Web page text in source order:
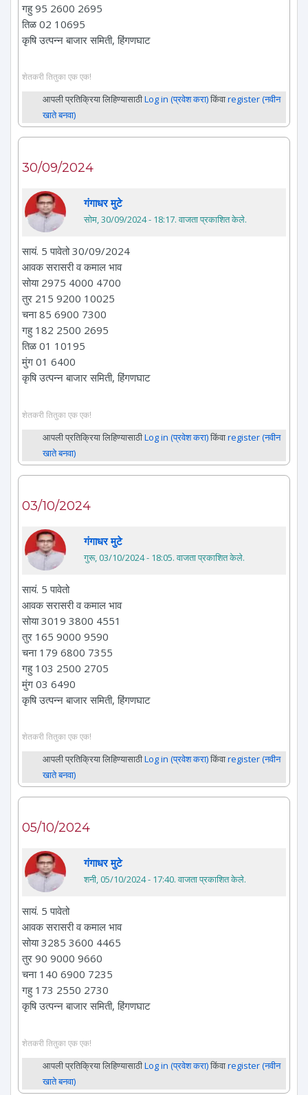
गहु 95 2600 2695
तिळ 02 10695
कृषि उत्पन्न बाजार समिती, हिंगणघाट
शेतकरी तितुका एक एक!
आपली प्रतिक्रिया लिहिण्यासाठीLog in (प्रवेश करा)किंवाregister (नवीन
खाते बनवा)
30/09/2024
गंगाधर मुटे
सोम, 30/09/2024 - 18:17. वाजता प्रकाशित केले.
सायं. 5 पावेतो 30/09/2024
आवक सरासरी व कमाल भाव
सोया 2975 4000 4700
तुर 215 9200 10025
चना 85 6900 7300
गहु 182 2500 2695
तिळ 01 10195
मुंग 01 6400
कृषि उत्पन्न बाजार समिती, हिंगणघाट
शेतकरी तितुका एक एक!
आपली प्रतिक्रिया लिहिण्यासाठीLog in (प्रवेश करा)किंवाregister (नवीन
खाते बनवा)
03/10/2024
गंगाधर मुटे
गुरू, 03/10/2024 - 18:05. वाजता प्रकाशित केले.
सायं. 5 पावेतो
आवक सरासरी व कमाल भाव
सोया 3019 3800 4551
तुर 165 9000 9590
चना 179 6800 7355
गहु 103 2500 2705
मुंग 03 6490
कृषि उत्पन्न बाजार समिती, हिंगणघाट
शेतकरी तितुका एक एक!
आपली प्रतिक्रिया लिहिण्यासाठीLog in (प्रवेश करा)किंवाregister (नवीन
खाते बनवा)
05/10/2024
गंगाधर मुटे
शनी, 05/10/2024 - 17:40. वाजता प्रकाशित केले.
सायं. 5 पावेतो
आवक सरासरी व कमाल भाव
सोया 3285 3600 4465
तुर 90 9000 9660
चना 140 6900 7235
गहु 173 2550 2730
कृषि उत्पन्न बाजार समिती, हिंगणघाट
शेतकरी तितुका एक एक!
आपली प्रतिक्रिया लिहिण्यासाठीLog in (प्रवेश करा)किंवाregister (नवीन
खाते बनवा)